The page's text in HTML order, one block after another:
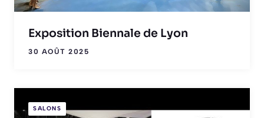
Exposition Biennale de Lyon
30 AOÛT 2025
SALONS